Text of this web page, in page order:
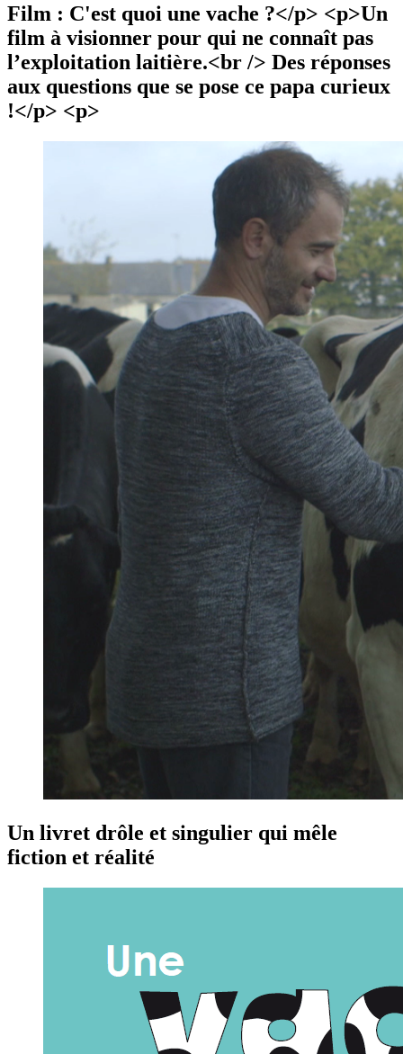
Film : C'est quoi une vache ?</p> <p>Un
film à visionner pour qui ne connaît pas
l’exploitation laitière.<br /> Des réponses
aux questions que se pose ce papa curieux
!</p> <p>
Un livret drôle et singulier qui mêle
fiction et réalité